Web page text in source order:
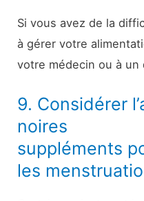
Si vous avez de la
à gérer votre
votre médecin ou à un
9. Considérer
noires
suppléments
les